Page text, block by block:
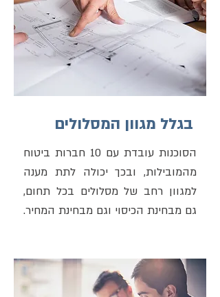
בגלל מגוון המסלולים
הסוכנות עובדת עם 10 חברות ביטוח
מהמובילות, ובכך יכולה לתת מענה
למגוון רחב של מסלולים בכל תחום,
גם מבחינת הכיסוי וגם מבחינת המחיר.